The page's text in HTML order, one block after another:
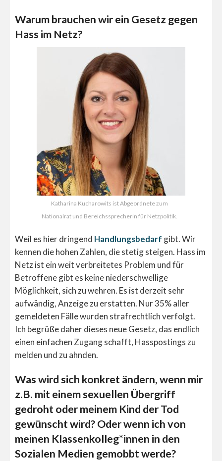
Warum brauchen wir ein Gesetz gegen
Hass im Netz?
Katharina Kucharowits ist Abgeordnete zum
Nationalrat und Bereichssprecherin für Netzpolitik.
Weil es hier dringend Handlungsbedarf gibt. Wir
kennen die hohen Zahlen, die stetig steigen. Hass im
Netz ist ein weit verbreitetes Problem und für
Betroffene gibt es keine niederschwellige
Möglichkeit, sich zu wehren. Es ist derzeit sehr
aufwändig, Anzeige zu erstatten. Nur 35%aller
gemeldeten Fälle wurden strafrechtlich verfolgt.
Ich begrüße daher dieses neue Gesetz, das endlich
einen einfachen Zugang schafft, Hasspostings zu
melden und zu ahnden.
Was wird sich konkret ändern, wenn mir
z.B. mit einem sexuellen Übergriff
gedroht oder meinem Kind der Tod
gewünscht wird? Oder wenn ich von
meinen Klassenkolleg*innen in den
Sozialen Medien gemobbt werde?